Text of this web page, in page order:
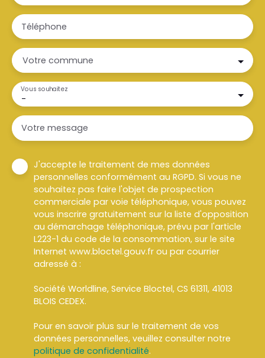
Téléphone
Votre commune
-
Vous souhaitez
Votre message
J'accepte le traitement de mes données
personnelles conformément au RGPD. Si vous ne
souhaitez pas faire l'objet de prospection
commerciale par voie téléphonique, vous pouvez
vous inscrire gratuitement sur la liste d'opposition
au démarchage téléphonique, prévu par l'article
L223-1 du code de la consommation, sur le site
Internet www.bloctel.gouv.fr ou par courrier
adressé à :
Société Worldline, Service Bloctel, CS 61311, 41013
BLOIS CEDEX.
Pour en savoir plus sur le traitement de vos
données personnelles, veuillez consulter notre
politique de confidentialité.